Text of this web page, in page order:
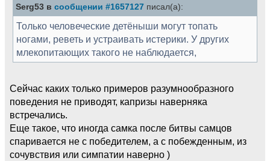
Serg53 в сообщении #1657127 писал(а):
Только человеческие детёныши могут топать
ногами, реветь и устраивать истерики. У других
млекопитающих такого не наблюдается,
Сейчас каких только примеров разумнообразного
поведения не приводят, капризы наверняка
встречались.
Еще такое, что иногда самка после битвы самцов
спаривается не с победителем, а с побежденным, из
сочувствия или симпатии наверно )